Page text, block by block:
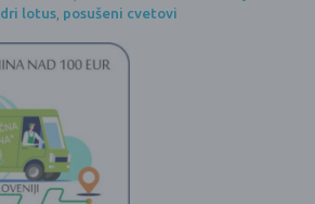
lotus, posušeni cvetovi